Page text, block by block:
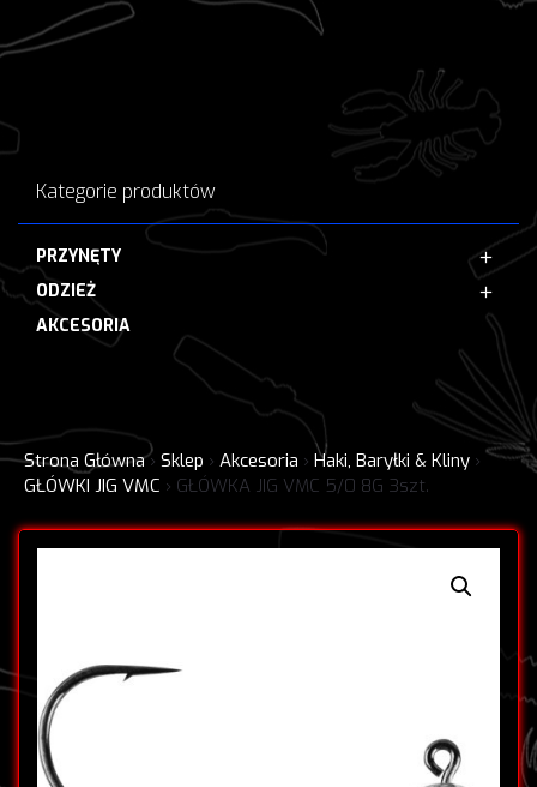
Kategorie produktów
PRZYNĘTY
ODZIEŻ
AKCESORIA
Strona Główna › Sklep › Akcesoria › Haki, Baryłki & Kliny ›
GŁÓWKI JIG VMC › GŁÓWKA JIG VMC 5/0 8G 3szt.